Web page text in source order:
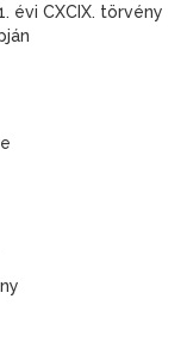
évi CXCIX. törvény